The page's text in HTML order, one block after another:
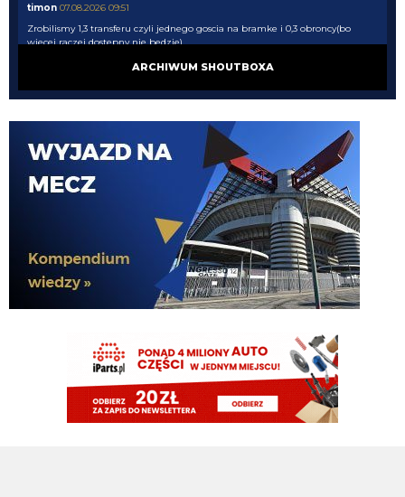
timon 07.08.2026 09:51
Zrobilismy 1,3 transferu czyli jednego goscia na bramke i 0,3 obroncy(bo
wiecej raczej dostepny nie bedzie)
A w czerwcu wydawalo sie, ze nasi ida szybko po 3-4 transfery(bramkarz,
Sub-Zero 07.08.2026 09:27
@Fabrizio Romano
Atlético Madrid przygotowuje nową oficjalną ofertę za Cuti Romero jako wyraźni
Rozmowy trwają po stronie zarówno klubu, jak i zawodnika, Atléti są na czele, a
pluto11 07.08.2026 09:21
Tak miało być wszystko na spokojnie że zaraz się zestaw wszystko a my
nadal nic nie robimy. Jeżeli wierzyć tym wszystkim doniesienia to po co my
w ogóle negocjowaliśmy i staraliśmy się o Romero jeżeli siedzieli że bez
pozbycia się Pavarda on nie przyjdzie. Liczyli na to że on będzie czekała do
07.08.2026 09:16
Niestety ROmero coraz bliżej Atletico, zaczynam mieć obawy o kasowanie
konta. Spokój nic nie dał, a tak niektórzy doradzają, aby spokojnie czekać,
jeszcze trzy tygodnie merkato
ARCHIWUM SHOUTBOXA